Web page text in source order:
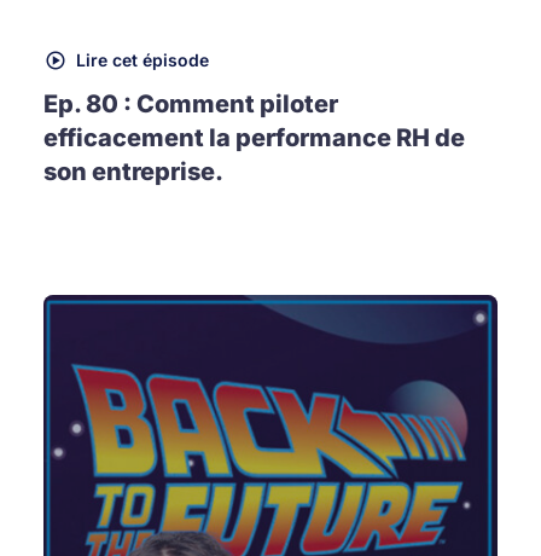
Lire cet épisode
Ep. 80 : Comment piloter
efficacement la performance RH de
son entreprise.